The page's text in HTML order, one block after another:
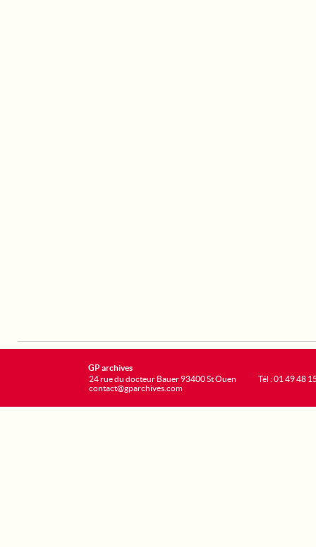
GP archives
24 rue du docteur Bauer 93400 St Ouen
contact@gparchives.com
Tél : 01 49 48